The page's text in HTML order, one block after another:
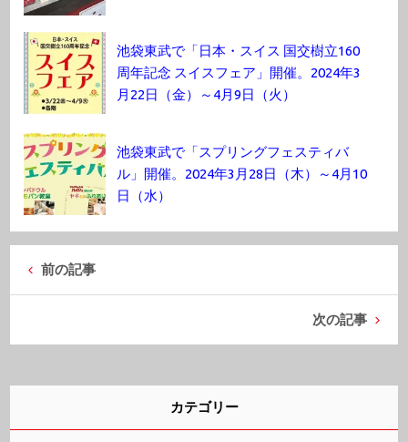
池袋東武で「日本・スイス 国交樹立160
周年記念 スイスフェア」開催。2024年3
月22日（金）～4月9日（火）
池袋東武で「スプリングフェスティバ
ル」開催。2024年3月28日（木）～4月10
日（水）
前の記事
次の記事
カテゴリー